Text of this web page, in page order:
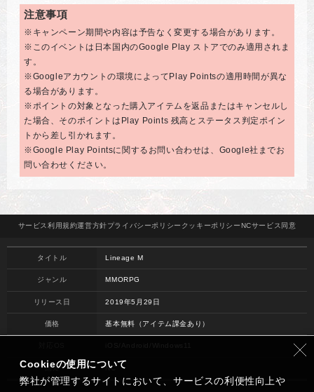
注意事項
※キャンペーン期間や内容は予告なく変更する場合があります。
※このイベントは日本国内のGoogle Play ストアでのみ適用されま
す。
※Googleアカウントの環境によってPlay Pointsの適用時間が異な
る場合があります。
※ポイントの対象となった購入アイテムを返品またはキャンセルし
た場合、そのポイントはPlay Points 残高とステータス判定ポイン
トから差し引かれます。
※Google Play Pointsに関するお問い合わせは、Google社までお
問い合わせください。
サービス利用規約運営方針プライバシーポリシー クッキーポリシー NCサービス 同意
タイトル Lineage M
ジャンル MMORPG
リリース日 2019年5月29日
価格 基本無料（アイテム課金あり）
開発 NC
Cookieの使用について
弊社が管理するサイトにおいて、サービスの利便性向上や